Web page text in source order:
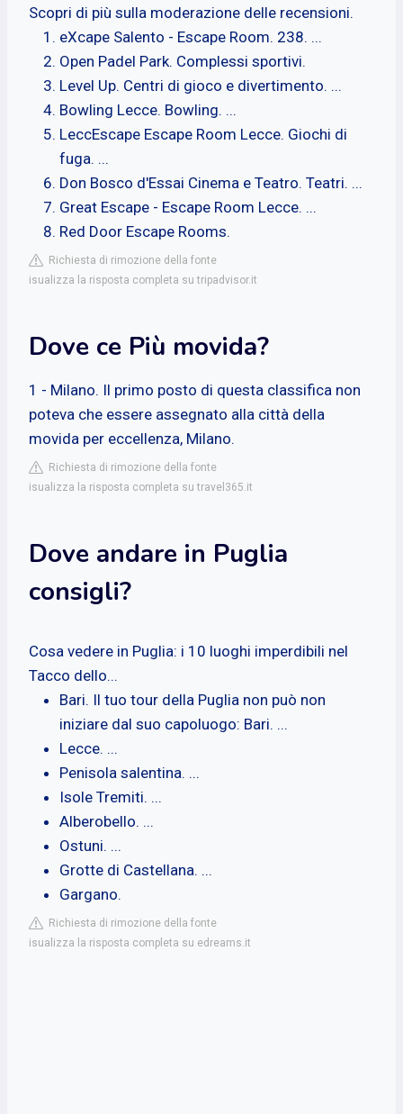
Scopri di più sulla moderazione delle recensioni.
eXcape Salento - Escape Room. 238. ...
Open Padel Park. Complessi sportivi.
Level Up. Centri di gioco e divertimento. ...
Bowling Lecce. Bowling. ...
LeccEscape Escape Room Lecce. Giochi di
fuga. ...
Don Bosco d'Essai Cinema e Teatro. Teatri. ...
Great Escape - Escape Room Lecce. ...
Red Door Escape Rooms.
Richiesta di rimozione della fonte
isualizza la risposta completa su tripadvisor.it
Dove ce Più movida?
1 - Milano. Il primo posto di questa classifica non
poteva che essere assegnato alla città della
movida per eccellenza, Milano.
Richiesta di rimozione della fonte
isualizza la risposta completa su travel365.it
Dove andare in Puglia
consigli?
Cosa vedere in Puglia: i 10 luoghi imperdibili nel
Tacco dello...
Bari. Il tuo tour della Puglia non può non
iniziare dal suo capoluogo: Bari. ...
Lecce. ...
Penisola salentina. ...
Isole Tremiti. ...
Alberobello. ...
Ostuni. ...
Grotte di Castellana. ...
Gargano.
Richiesta di rimozione della fonte
isualizza la risposta completa su edreams.it